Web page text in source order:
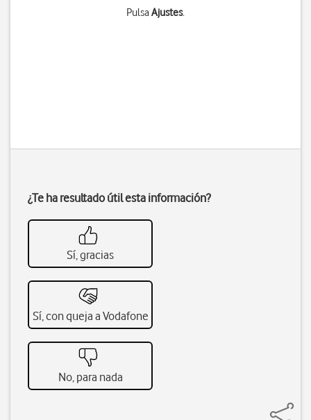
PulsaAjustes.
¿Te ha resultado útil esta información?
Sí, gracias
Sí, con queja a Vodafone
No, para nada